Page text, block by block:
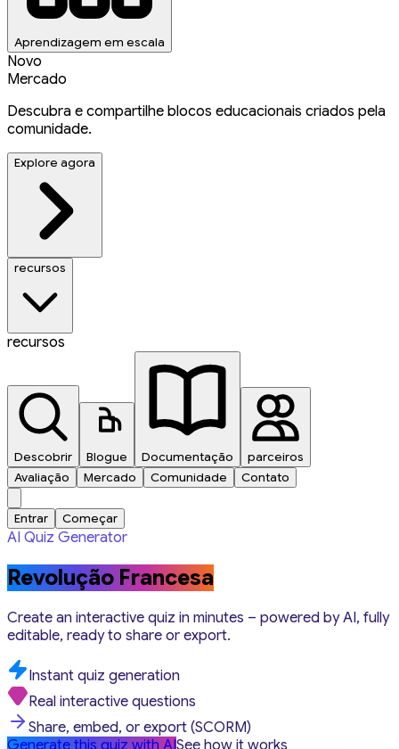
Aprendizagem em escala
Novo
Mercado
Descubra e compartilhe blocos educacionais criados pela
comunidade.
Explore agora
recursos
recursos
Descobrir Blogue Documentação
parceiros
Avaliação
Mercado Comunidade Contato
Entrar Começar
AI Quiz Generator
Revolução Francesa
Create an interactive quiz in minutes – powered by AI, fully
editable, ready to share or export.
Instant quiz generation
Real interactive questions
Share, embed, or export (SCORM)
Generate this quiz with AISee how it works